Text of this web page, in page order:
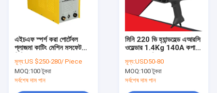
এইচএফ স্পর্শ করা পোর্টেবল
প্লাজমা কাটিং মেশিন মসফেট
পাম্পে নির্মিত
মূল্য:US $250-280/ Piece
MOQ:100 টুকরা
সর্বশেষ দাম পান
মিনি 220 ভি হ্যান্ডহেল্ড এআরসি
ওয়েল্ডার 1.4Kg 140A কপার
মূল্য:USD50-80
MOQ:100 টুকরা
সর্বশেষ দাম পান